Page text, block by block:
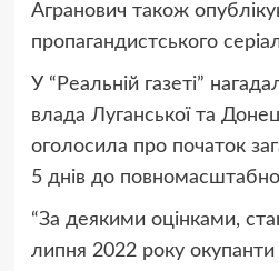
Агранович також
пропагандистського
У “Реальній газеті”
влада Луганської та
оголосила про початок
5 днів до
“За деякими оцінками,
липня 2022 року